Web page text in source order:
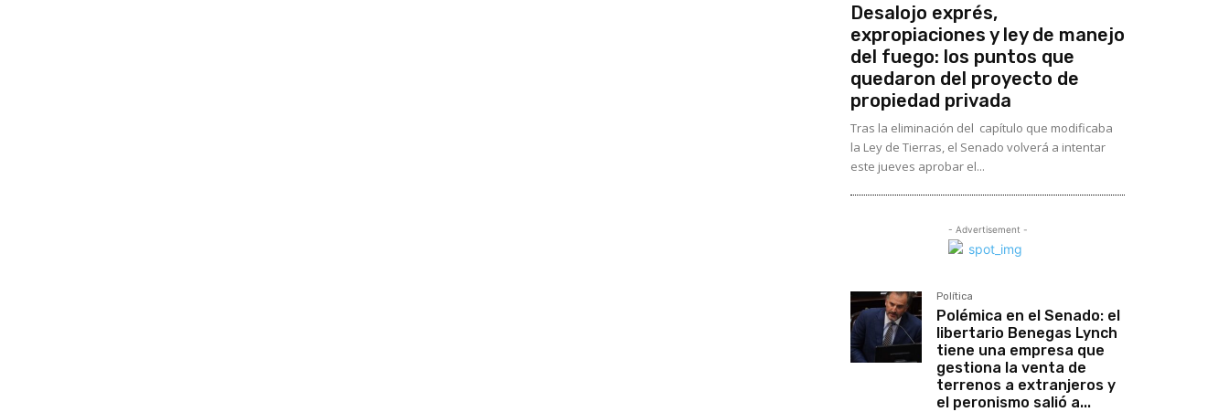
Desalojo exprés,
expropiaciones y ley de manejo
del fuego: los puntos que
quedaron del proyecto de
propiedad privada
Tras la eliminación del capítulo que modificaba
la Ley de Tierras, el Senado volverá a intentar
este jueves aprobar el...
- Advertisement -
Política
Polémica en el Senado: el
libertario Benegas Lynch
tiene una empresa que
gestiona la venta de
terrenos a extranjeros y
el peronismo salió a...